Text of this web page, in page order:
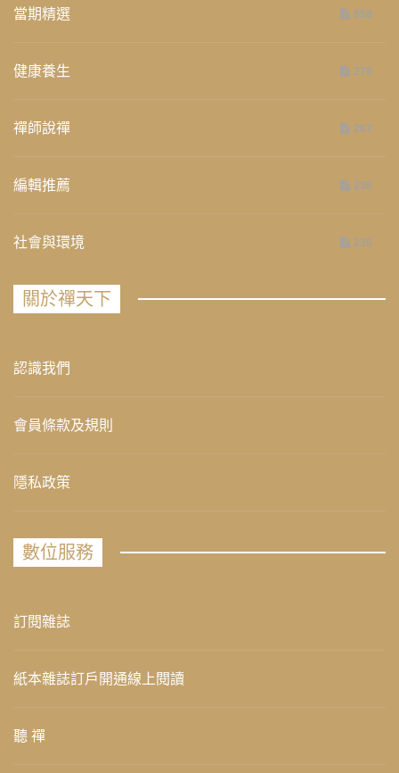
當期精選 658
健康養生 276
禪師說禪 267
編輯推薦 236
社會與環境 235
關於禪天下
認識我們
會員條款及規則
隱私政策
數位服務
訂閱雜誌
紙本雜誌訂戶開通線上閱讀
聽 禪